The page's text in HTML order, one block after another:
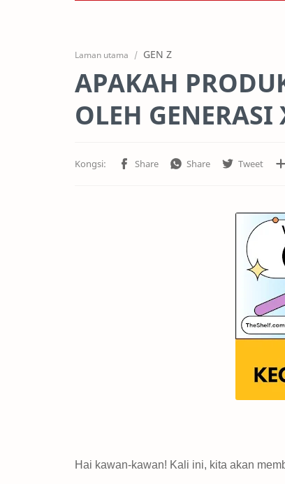
Laman utama GEN Z
APAKAH
OLEH GENERASI
Hai kawan-kawan! Kali ini, kita akan